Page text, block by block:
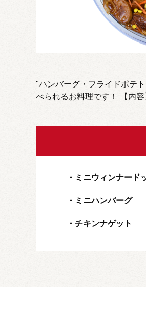
"ハンバーグ・フライドポテ
べられるお料理です！ 【内
ミニウィンナード
ミニハンバーグ
チキンナゲット